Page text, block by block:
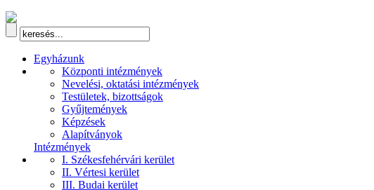
Egyházunk
Központi intézmények
Nevelési, oktatási intézmények
Testületek, bizottságok
Gyűjtemények
Képzések
Alapítványok
Intézmények
I. Székesfehérvári kerület
II. Vértesi kerület
III. Budai kerület